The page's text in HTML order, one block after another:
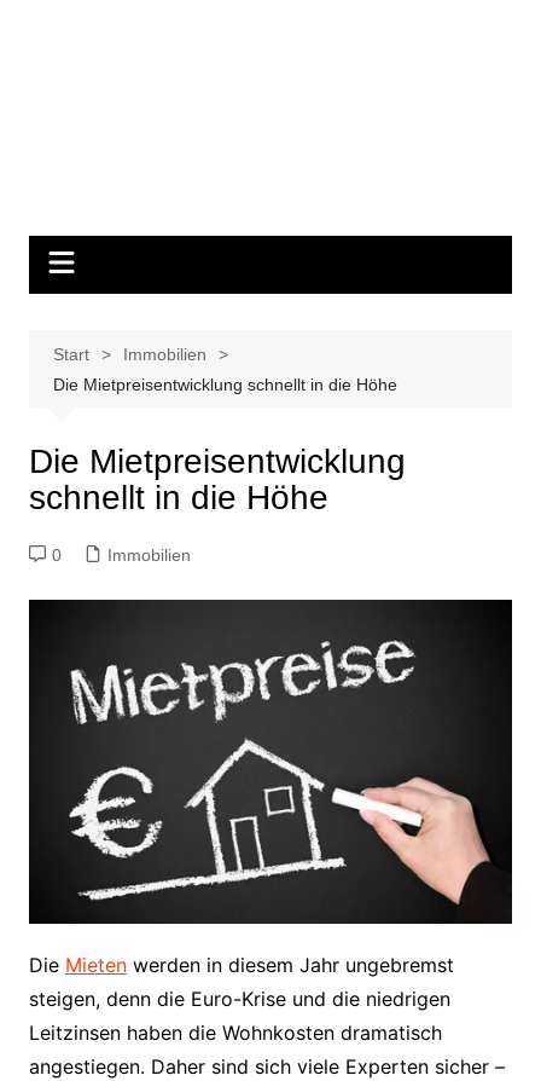
Start
Immobilien
Die Mietpreisentwicklung schnellt in die Höhe
Die Mietpreisentwicklung
schnellt in die Höhe
0 Immobilien
Die Mietenwerden in diesem Jahr ungebremst
steigen, denn die Euro-Krise und die niedrigen
Leitzinsen haben die Wohnkosten dramatisch
angestiegen. Daher sind sich viele Experten sicher –